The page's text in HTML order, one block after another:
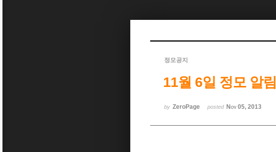
정모공지
11월 6일 정모 알림
by ZeroPage posted Nov 05, 2013
Sketchbook5, 스케치북5
Sketchbook5, 스케치북5